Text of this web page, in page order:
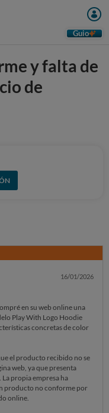
Guio
y falta de
de
16/01/2026
en su web online una
Play With Logo Hoodie
concretas de color
el producto recibido no se
web, ya que presenta
propia empresa ha
producto no conforme por
online.